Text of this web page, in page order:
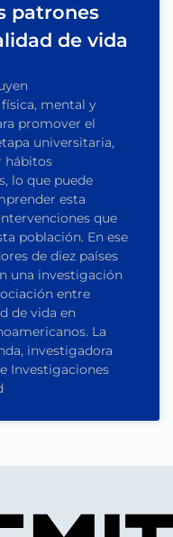
patrones
de vida
mental y
promover el
universitaria,
hábitos
lo que puede
esta
que
población. En ese
de diez países
una investigación
entre
de vida en
La
investigadora
Investigaciones